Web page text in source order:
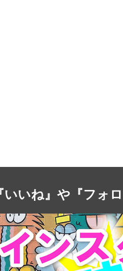
いね』や『フォ